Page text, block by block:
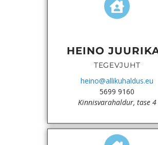
HEINO
TEGEVJUHT
heino@allikuhaldus.eu
5699 9160
Kinnisvarahaldur, tase 4